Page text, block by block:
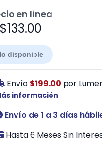
en línea
disponible
Envío $199.00 por
información
Envío de 1 a 3 días
Hasta 6 Meses Sin